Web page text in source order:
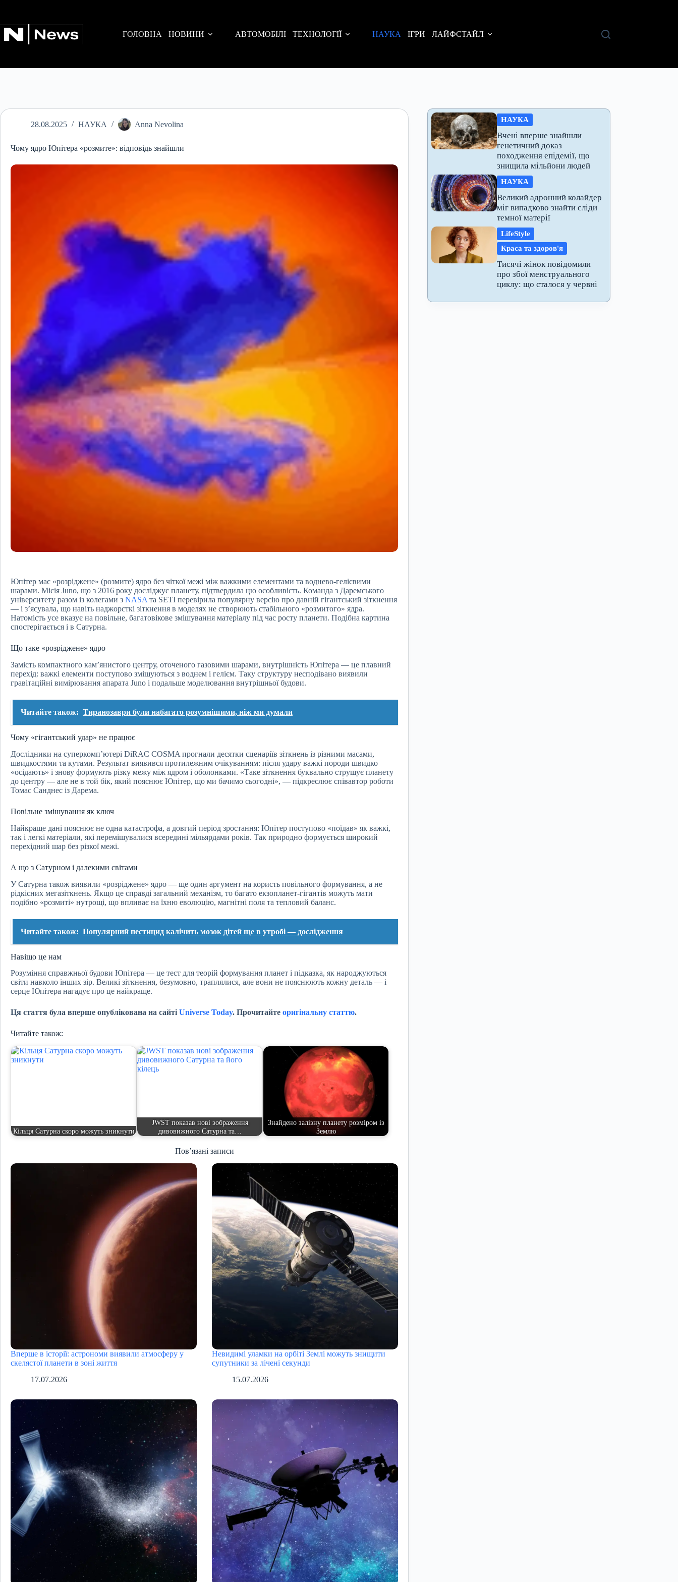
ГОЛОВНА
НОВИНИ АВТОМОБІЛІ ТЕХНОЛОГІЇ НАУКА ІГРИ ЛАЙФСТАЙЛ
28.08.2025 НАУКА Anna Nevolina
Чому ядро Юпітера «розмите»: відповідь знайшли
Юпітер має «розріджене» (розмите) ядро без чіткої межі між важкими елементами та воднево-гелієвими
шарами. Місія Juno, що з 2016 року досліджує планету, підтвердила цю особливість. Команда з Даремського
університету разом із колегами з NASAта SETI перевірила популярну версію про давній гігантський зіткнення
— і з’ясувала, що навіть наджорсткі зіткнення в моделях не створюють стабільного «розмитого» ядра.
Натомість усе вказує на повільне, багатовікове змішування матеріалу під час росту планети. Подібна картина
спостерігається і в Сатурна.
Що таке «розріджене» ядро
Замість компактного кам’янистого центру, оточеного газовими шарами, внутрішність Юпітера — це плавний
перехід: важкі елементи поступово змішуються з воднем і гелієм. Таку структуру несподівано виявили
гравітаційні вимірювання апарата Juno і подальше моделювання внутрішньої будови.
Читайте також: Тиранозаври були набагато розумнішими, ніж ми думали
Чому «гігантський удар» не працює
Дослідники на суперкомп’ютері DiRAC COSMA прогнали десятки сценаріїв зіткнень із різними масами,
швидкостями та кутами. Результат виявився протилежним очікуванням: після удару важкі породи швидко
«осідають» і знову формують різку межу між ядром і оболонками. «Таке зіткнення буквально струшує планету
до центру — але не в той бік, який пояснює Юпітер, що ми бачимо сьогодні», — підкреслює співавтор роботи
Томас Санднес із Дарема.
Повільне змішування як ключ
Найкраще дані пояснює не одна катастрофа, а довгий період зростання: Юпітер поступово «поїдав» як важкі,
так і легкі матеріали, які перемішувалися всередині мільярдами років. Так природно формується широкий
перехідний шар без різкої межі.
А що з Сатурном і далекими світами
У Сатурна також виявили «розріджене» ядро — ще один аргумент на користь повільного формування, а не
рідкісних мегазіткнень. Якщо це справді загальний механізм, то багато екзопланет-гігантів можуть мати
подібно «розмиті» нутрощі, що впливає на їхню еволюцію, магнітні поля та тепловий баланс.
Читайте також: Популярний пестицид калічить мозок дітей ще в утробі — дослідження
Навіщо це нам
Розуміння справжньої будови Юпітера — це тест для теорій формування планет і підказка, як народжуються
світи навколо інших зір. Великі зіткнення, безумовно, траплялися, але вони не пояснюють кожну деталь — і
серце Юпітера нагадує про це найкраще.
Ця стаття була вперше опублікована на сайті Universe Today. Прочитайте оригінальну статтю.
Читайте також:
Кільця Сатурна скоро можуть зникнути
JWST показав нові зображення
дивовижного Сатурна та…
Знайдено залізну планету розміром із
Землю
Пов’язані записи
Вперше в історії: астрономи виявили атмосферу у
скелястої планети в зоні життя
17.07.2026
Невидимі уламки на орбіті Землі можуть знищити
супутники за лічені секунди
15.07.2026
НАУКА
Вчені вперше знайшли
генетичний доказ
походження епідемії, що
знищила мільйони людей
НАУКА
Великий адронний колайдер
міг випадково знайти сліди
темної матерії
LifeStyle
Краса та здоров'я
Тисячі жінок повідомили
про збої менструального
циклу: що сталося у червні